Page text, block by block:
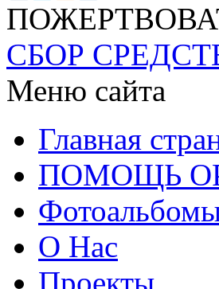
СБОР
Меню сайта
Главная
ПОМОЩЬ
О Нас
Проекты